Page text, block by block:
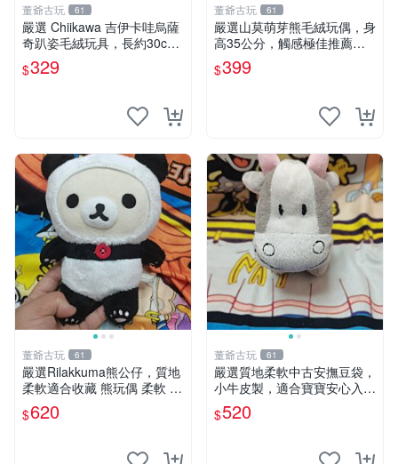
董爺古玩 61
嚴選 Chiikawa 吉伊卡哇烏薩
奇趴姿毛絨玩具，長約30c
m，質地超軟適合收藏 烏薩
奇 Chiikawa 毛絨 超軟
$329
董爺古玩 61
嚴選山莫萌芽熊毛絨玩偶，身
高35公分，觸感極佳推薦收
藏 萌芽熊 毛絨玩偶 串珠玩偶
$399
董爺古玩 61
嚴選Rilakkuma熊公仔，質地
柔軟適合收藏 熊玩偶 柔軟 公
仔 收藏
$620
董爺古玩 61
嚴選質地柔軟中古安撫豆袋，
小牛皮製，適合寶寶安心入
眠。 安撫豆袋 小牛皮 寶寶安
撫
$520